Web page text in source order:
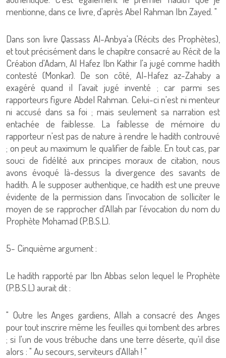
mentionne, dans ce livre, d'après Abel Rahman Ibn Zayed. "
Dans son livre Qassass Al-Anbya'a (Récits des Prophètes),
et tout précisément dans le chapitre consacré au Récit de la
Création d'Adam, Al Hafez Ibn Kathir l'a jugé comme hadith
contesté (Monkar). De son côté, Al-Hafez az-Zahaby a
exagéré quand il l'avait jugé inventé ; car parmi ses
rapporteurs figure Abdel Rahman. Celui-ci n'est ni menteur
ni accusé dans sa foi ; mais seulement sa narration est
entachée de faiblesse. La faiblesse de mémoire du
rapporteur n'est pas de nature à rendre le hadith controuvé
; on peut au maximum le qualifier de faible. En tout cas, par
souci de fidélité aux principes moraux de citation, nous
avons évoqué là-dessus la divergence des savants de
hadith. A le supposer authentique, ce hadith est une preuve
évidente de la permission dans l'invocation de solliciter le
moyen de se rapprocher d'Allah par l'évocation du nom du
Prophète Mohamad (P.B.S.L).
5- Cinquième argument :
Le hadith rapporté par Ibn Abbas selon lequel le Prophète
(P.B.S.L) aurait dit :
" Outre les Anges gardiens, Allah a consacré des Anges
pour tout inscrire même les feuilles qui tombent des arbres
; si l'un de vous trébuche dans une terre déserte, qu'il dise
alors : " Au secours, serviteurs d'Allah ! "